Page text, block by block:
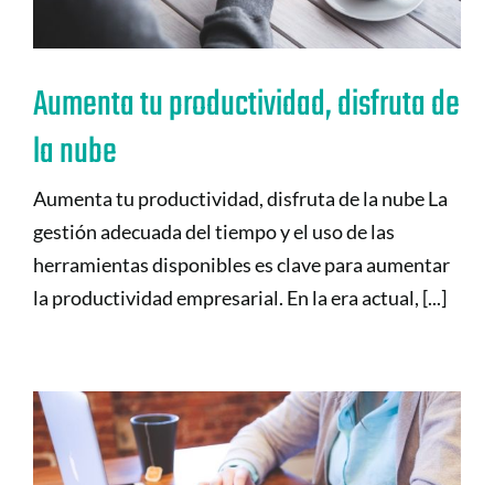
Aumenta tu productividad, disfruta de
la nube
Aumenta tu productividad, disfruta de la nube La
gestión adecuada del tiempo y el uso de las
herramientas disponibles es clave para aumentar
la productividad empresarial. En la era actual, [...]